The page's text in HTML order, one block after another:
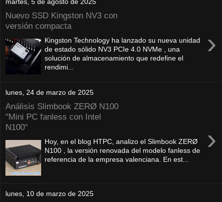
Nuevo SSD Kingston NV3 con
versión compacta
›
Kingston Technology ha lanzado su nueva unidad
de estado sólido NV3 PCIe 4.0 NVMe , una
solución de almacenamiento que redefine el
rendimi...
lunes, 24 de marzo de 2025
Análisis Slimbook ZERØ N100
"Mini PC fanless con Intel
N100"
›
Hoy, en el blog HTPC, analizo el Slimbook ZERØ
N100 , la versión renovada del modelo fanless de
referencia de la empresa valenciana. En est...
lunes, 10 de marzo de 2025